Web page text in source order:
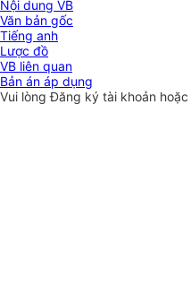
Nội dung VB
Văn bản gốc
Tiếng anh
Lược đồ
VB liên quan
Bản án áp dụng
Vui lòngĐăng ký tài khoản hoặc